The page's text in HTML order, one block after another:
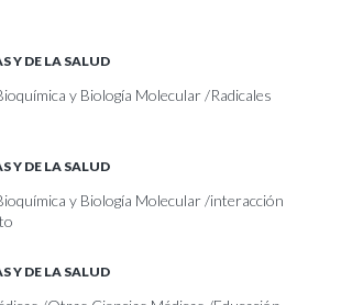
Y DE LA SALUD
y Biología Molecular /Radicales
Y DE LA SALUD
y Biología Molecular /interacción
Y DE LA SALUD